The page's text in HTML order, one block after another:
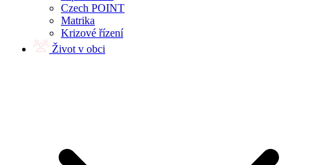
Czech POINT
Matrika
Krizové řízení
Život v obci